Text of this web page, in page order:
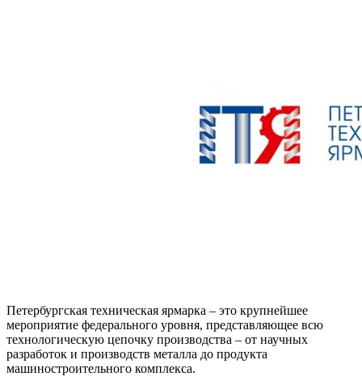
Петербургская техническая ярмарка – это крупнейшее
мероприятие федерального уровня, представляющее всю
технологическую цепочку производства – от научных
разработок и производств металла до продукта
машиностроительного комплекса.